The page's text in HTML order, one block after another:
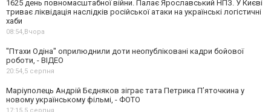
1625 день повномасштабної війни. Палає Ярославський НПЗ. У Києві
триває ліквідація наслідків російської атаки на українські логістичні
хаби
08:54,Вчора
"Птахи Одіна" оприлюднили доти неопубліковані кадри бойової
роботи, - ВІДЕО
20:54,5 серпня
Маріуполець Андрій Бєдняков зіграє тата Петрика П’яточкина у
новому українському фільмі, - ФОТО